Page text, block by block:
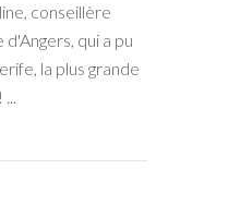
conseillère
qui a pu
la plus grande